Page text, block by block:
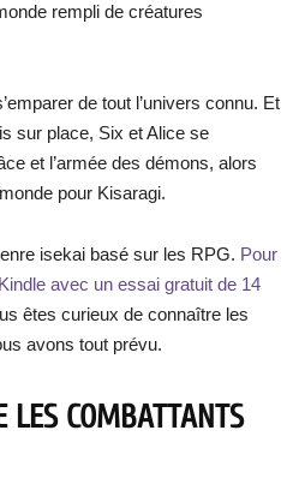
rempli de créatures
de tout l’univers connu. Et
sur place, Six et Alice se
et l’armée des démons, alors
pour Kisaragi.
isekai basé sur les RPG. Pour
avec un essai gratuit de 14
êtes curieux de connaître les
avons tout prévu.
LES COMBATTANTS